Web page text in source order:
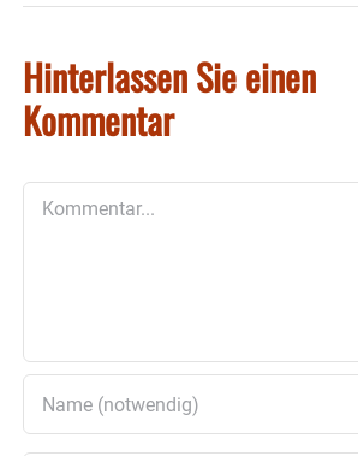
Hinterlassen Sie einen
Kommentar